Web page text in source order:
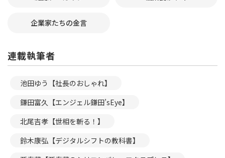
企業家たちの金言
連載執筆者
池田ゆう【社長のおしゃれ】
鎌田富久【エンジェル鎌田’sEye】
北尾吉孝【世相を斬る！】
鈴木康弘【デジタルシフトの教科書】